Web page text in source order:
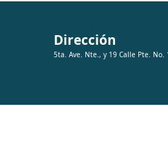
Dirección
5ta. Ave. Nte., y 19 Calle Pte. No.